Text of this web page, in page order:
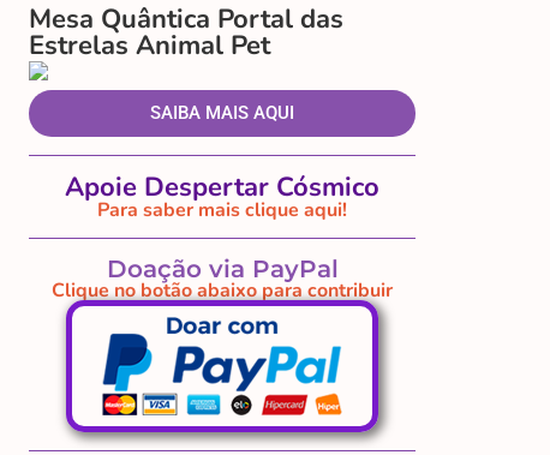
Mesa Quântica Portal das
Estrelas Animal Pet
SAIBA MAIS AQUI
Apoie Despertar Cósmico
Para saber mais clique aqui!
Doação via PayPal
Clique no botão abaixo para contribuir